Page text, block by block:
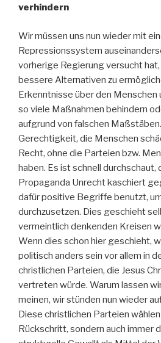
verhindern
Wir müssen uns nun wieder mit
Repressionssystem
vorherige Regierung versucht hat,
bessere Alternativen zu
Erkenntnisse über den Menschen
so viele Maßnahmen behindern
aufgrund von falschen
Gerechtigkeit, die Menschen
Recht, ohne die Parteien bzw.
haben. Es ist schnell durchschaut,
Propaganda Unrecht kaschiert
dafür positive Begriffe benutzt,
durchzusetzen. Dies geschieht
vermeintlich denkenden Kreisen
Wenn dies schon hier geschieht,
politisch anders sein vor allem in
christlichen Parteien, die Jesus
vertreten würde. Warum lassen
meinen, wir stünden nun wieder
Diese christlichen Parteien
Rückschritt, sondern auch immer